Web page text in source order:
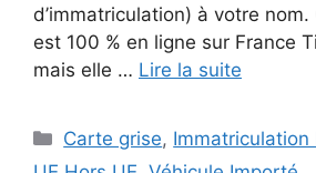
d’immatriculation) à votre
est 100 % en ligne sur France
mais elle … Lire la suite
Catégories
Carte grise, Immatriculation